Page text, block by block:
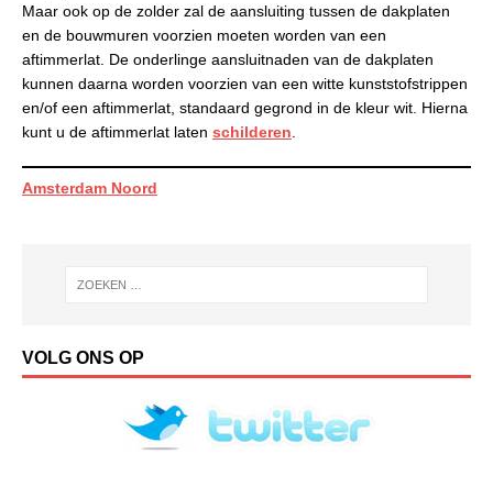
Maar ook op de zolder zal de aansluiting tussen de dakplaten
en de bouwmuren voorzien moeten worden van een
aftimmerlat. De onderlinge aansluitnaden van de dakplaten
kunnen daarna worden voorzien van een witte kunststofstrippen
en/of een aftimmerlat, standaard gegrond in de kleur wit. Hierna
kunt u de aftimmerlat laten schilderen
Amsterdam Noord
VOLG ONS OP